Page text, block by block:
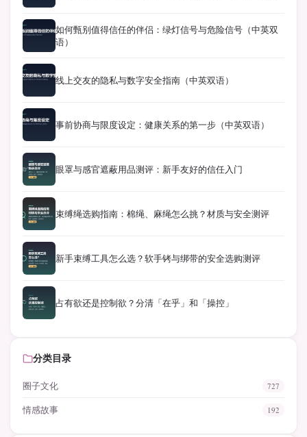
如何甄别值得信任的伴侣：绿灯信号与危险信号（中英双
语）
线上交友的隐私与数字安全指南（中英双语）
事前协商与限度设定：健康关系的第一步（中英双语）
眼罩与感官遮蔽用品测评：新手友好的信任入门
束缚绳选购指南：棉绳、麻绳怎么挑？材质与安全测评
新手束缚工具怎么选？软手铐与绑带的安全选购测评
占有欲还是控制欲？分清「在乎」和「操控」
分类目录
圈子文化 727
情感故事 192